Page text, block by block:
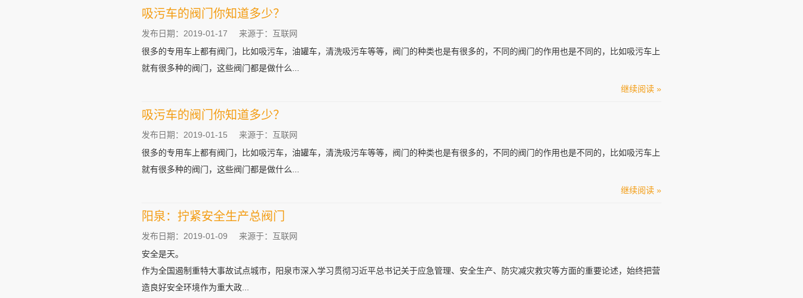
吸污车的阀门你知道多少？
发布日期：2019-01-17
来源于：互联网
很多的专用车上都有阀门，比如吸污车，油罐车，清洗吸污车等等，阀门的种类也是有很多的，不同的阀门的作用也是不同的，比如吸污车上
就有很多种的阀门，这些阀门都是做什么...
继续阅读 »
吸污车的阀门你知道多少？
发布日期：2019-01-15
来源于：互联网
很多的专用车上都有阀门，比如吸污车，油罐车，清洗吸污车等等，阀门的种类也是有很多的，不同的阀门的作用也是不同的，比如吸污车上
就有很多种的阀门，这些阀门都是做什么...
继续阅读 »
阳泉：拧紧安全生产总阀门
发布日期：2019-01-09
来源于：互联网
安全是天。
作为全国遏制重特大事故试点城市，阳泉市深入学习贯彻习近平总书记关于应急管理、安全生产、防灾减灾救灾等方面的重要论述，始终把营
造良好安全环境作为重大政...